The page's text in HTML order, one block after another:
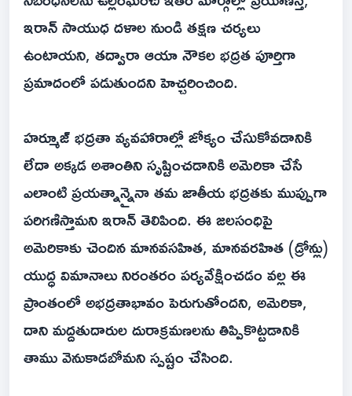
ఇరాన్ సాయుధ దళాల నుండి తక్షణ చర్యలు
ఉంటాయని, తద్వారా ఆయా నౌకల భద్రత పూర్తిగా
ప్రమాదంలో పడుతుందని హెచ్చరించింది.
హర్మూజ్ భద్రతా వ్యవహారాల్లో జోక్యం చేసుకోవడానికి
లేదా అక్కడ అశాంతిని సృష్టించడానికి అమెరికా చేసే
ఎలాంటి ప్రయత్నాన్నైనా తమ జాతీయ భద్రతకు ముప్పుగా
పరిగణిస్తామని ఇరాన్ తెలిపింది. ఈ జలసంధిపై
అమెరికాకు చెందిన మానవసహిత, మానవరహిత (డ్రోన్లు)
యుద్ధ విమానాలు నిరంతరం పర్యవేక్షించడం వల్ల ఈ
ప్రాంతంలో అభద్రతాభావం పెరుగుతోందని, అమెరికా,
దాని మద్దతుదారుల దురాక్రమణలను తిప్పికొట్టడానికి
తాము వెనుకాడబోమని స్పష్టం చేసింది.